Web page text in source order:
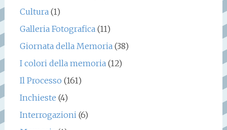
Cultura(1)
Galleria Fotografica(11)
Giornata della Memoria(38)
I colori della memoria(12)
Il Processo (161)
Inchieste (4)
Interrogazioni(6)